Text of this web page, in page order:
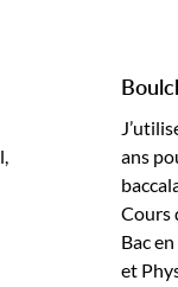
ans
Cours
Bac
et